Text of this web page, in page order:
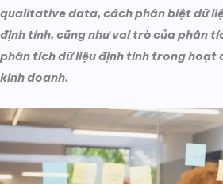
qualitative data, cách phân biệt dữ
định tính, cũng như vai trò của phân
phân tích dữ liệu định tính trong hoạt
kinh doanh.